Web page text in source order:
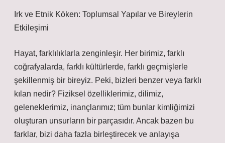
Irk ve Etnik Köken: Toplumsal Yapılar ve Bireylerin
Etkileşimi
Hayat, farklılıklarla zenginleşir. Her birimiz, farklı
coğrafyalarda, farklı kültürlerde, farklı geçmişlerle
şekillenmiş bir bireyiz. Peki, bizleri benzer veya farklı
kılan nedir? Fiziksel özelliklerimiz, dilimiz,
geleneklerimiz, inançlarımız; tüm bunlar kimliğimizi
oluşturan unsurların bir parçasıdır. Ancak bazen bu
farklar, bizi daha fazla birleştirecek ve anlayışa